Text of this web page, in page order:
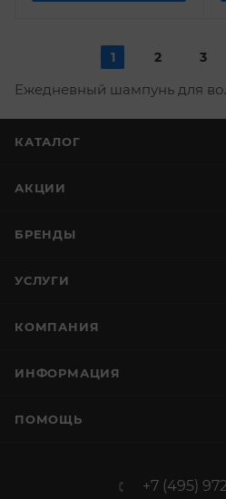
1 2 3
Ежедневный шампунь для
КАТАЛОГ
АКЦИИ
БРЕНДЫ
УСЛУГИ
КОМПАНИЯ
ИНФОРМАЦИЯ
ПОМОЩЬ
+7 (495)